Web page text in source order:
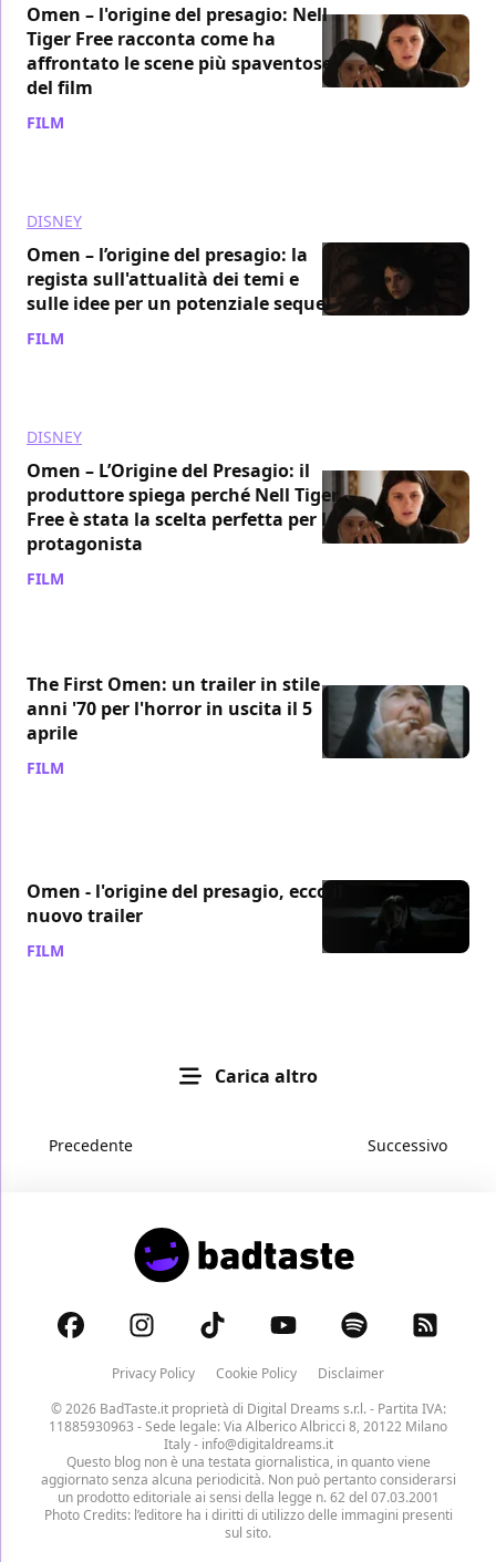
Omen – l'origine del presagio: Nell
Tiger Free racconta come ha
affrontato le scene più spaventose
del film
FILM
DISNEY
Omen – l’origine del presagio: la
regista sull'attualità dei temi e
sulle idee per un potenziale sequel
FILM
DISNEY
Omen – L’Origine del Presagio: il
produttore spiega perché Nell Tiger
Free è stata la scelta perfetta per la
protagonista
FILM
The First Omen: un trailer in stile
anni '70 per l'horror in uscita il 5
aprile
FILM
Omen - l'origine del presagio, ecco il
nuovo trailer
FILM
Carica altro
Precedente Successivo
Privacy Policy Cookie Policy
Disclaimer
© 2026 BadTaste.it proprietà di Digital Dreams s.r.l.- Partita IVA:
11885930963 - Sede legale: Via Alberico Albricci 8, 20122 Milano
Italy - info@digitaldreams.it
Questo blog non è una testata giornalistica, in quanto viene
aggiornato senza alcuna periodicità. Non può pertanto considerarsi
un prodotto editoriale ai sensi della legge n. 62 del 07.03.2001
Photo Credits: l’editore ha i diritti di utilizzo delle immagini presenti
sul sito.